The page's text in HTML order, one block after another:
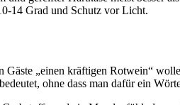
14 Grad und Schutz vor Licht.
Gäste „einen kräftigen Rotwein“
ohne dass man dafür ein